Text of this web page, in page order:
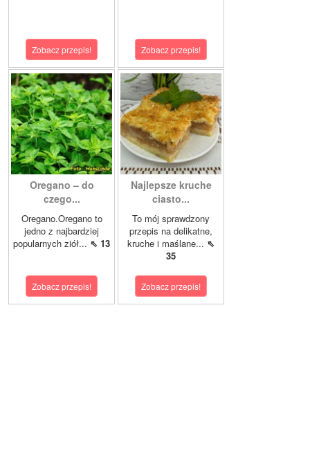
Zobacz przepis! Zobacz przepis!
Oregano – do
czego...
Oregano.Oregano to
jedno z najbardziej
popularnych ziół... ⇖ 13
Zobacz przepis!
Najlepsze kruche
ciasto...
To mój sprawdzony
przepis na delikatne,
kruche i maślane... ⇖
35
Zobacz przepis!